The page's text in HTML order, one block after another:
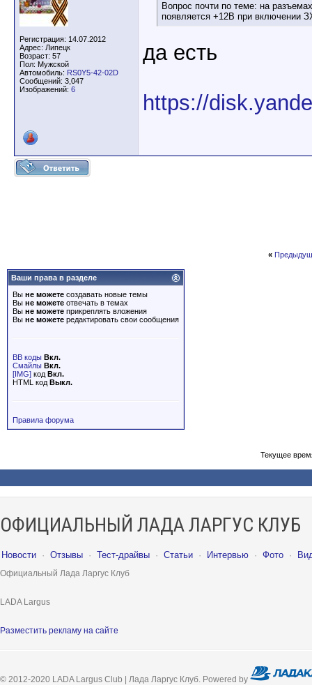
Регистрация: 14.07.2012
Адрес: Липецк
Возраст: 57
Пол: Мужской
Автомобиль: RS0Y5-42-02D
Сообщений: 3,047
Изображений: 6
Вопрос почти по теме: на
появляется +12В при включении
да есть
https://
«
Ваши права в разделе
Вы не можете создавать новые темы
Вы не можете отвечать в темах
Вы не можете прикреплять вложения
Вы не можете редактировать свои сообщения
BB коды Вкл.
Смайлы Вкл.
[IMG] код Вкл.
HTML код Выкл.
Правила форума
Текущее
ОФИЦИАЛЬНЫЙ ЛАДА ЛАРГУС КЛУБ
Новости · Отзывы · Тест-драйвы · Статьи · Интервью · Фото ·
Официальный Лада Ларгус Клуб
LADA Largus
Разместить рекламу на сайте
© 2012-2020 LADA Largus Club | Лада Ларгус Клуб. Powered by